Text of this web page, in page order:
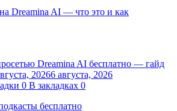
Dreamina AI бесплатно — гайд
20266 августа, 2026
0 В закладках 0